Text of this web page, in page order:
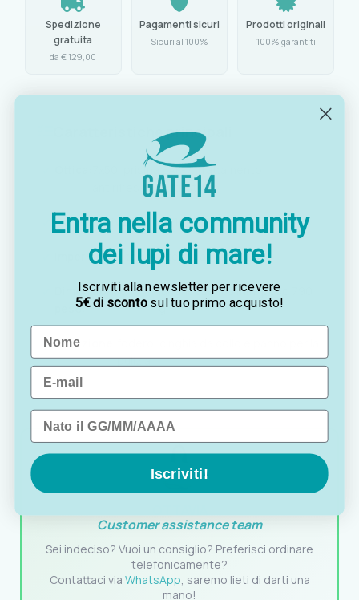
Spedizione
gratuita
da € 129,00
Pagamenti sicuri
Sicuri al 100%
Prodotti originali
100% garantiti
Caratteristiche principali
7x50, prisma BAK-7, trattamento
antiriflesso multi-strato
Campo visivo:123 m a 1000 m di distanza
Impermeabilità:resistente agli spruzzi
Dimensioni e
peso:
lunghezza 185 mm, peso 790
g
Dotazione:
pulizia
Customer assistance team
Sei indeciso? Vuoi un consiglio? Preferisci ordinare
telefonicamente?
Contattaci via WhatsApp , saremo lieti di darti una
mano!
Entra nella community
dei lupi di mare!
Iscriviti alla newsletter per ricevere
5€ di scontosul tuo primo acquisto!
Name
Email
Data di nascita
Iscriviti!